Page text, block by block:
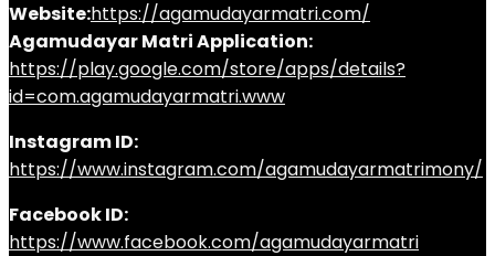
Website:https://agamudayarmatri.com/
Agamudayar Matri Application:
https://play.google.com/store/apps/details?
id=com.agamudayarmatri.www
Instagram ID:
https://www.instagram.com/agamudayarmatrimony/
Facebook ID:
https://www.facebook.com/agamudayarmatri